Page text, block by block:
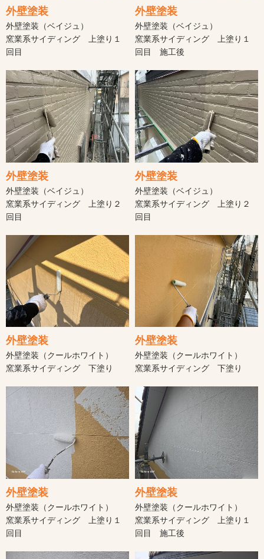
外壁塗装
外壁塗装（ベイジュ）
窯業系サイディング 上塗り１
回目
外壁塗装
外壁塗装（ベイジュ）
窯業系サイディング 上塗り１
回目 施工後
外壁塗装
外壁塗装（ベイジュ）
窯業系サイディング 上塗り２
回目
外壁塗装
外壁塗装（ベイジュ）
窯業系サイディング 上塗り２
回目
外壁塗装
外壁塗装（クールホワイト）
窯業系サイディング 下塗り
外壁塗装
外壁塗装（クールホワイト）
窯業系サイディング 下塗り
外壁塗装
外壁塗装（クールホワイト）
窯業系サイディング 上塗り１
回目
外壁塗装
外壁塗装（クールホワイト）
窯業系サイディング 上塗り１
回目 施工後